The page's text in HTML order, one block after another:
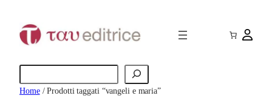
Home/ Prodotti taggati “vangeli e maria”